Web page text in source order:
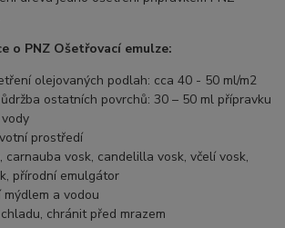
o PNZ Ošetřovací emulze:
olejovaných podlah: cca 40 - 50 ml/m2
ostatních povrchů: 30 – 50 ml přípravku
prostředí
carnauba vosk, candelilla vosk, včelí vosk,
přírodní emulgátor
a vodou
chránit před mrazem